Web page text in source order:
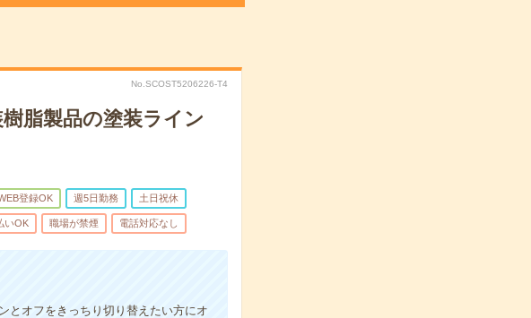
No.SCOST5206226-T4
脂製品の塗装ライン
登録OK 週5日勤務 土日祝休
いOK 職場が禁煙 電話対応なし
オフをきっちり切り替えたい方にオ